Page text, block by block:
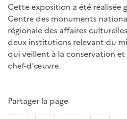
Cette exposition a été réalisée
Centre des monuments
régionale des affaires
deux institutions relevant du
qui veillent à la conservation
chef-d'œuvre.
Partager la page